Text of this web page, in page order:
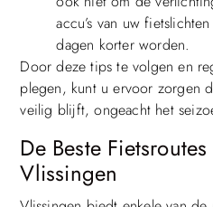
accu’s van uw
dagen korter worden.
Door deze tips te volgen en
plegen, kunt u ervoor zorgen
veilig blijft, ongeacht het
De Beste
Vlissingen